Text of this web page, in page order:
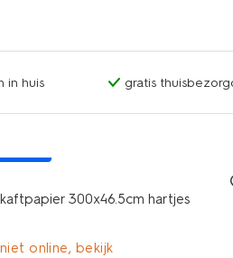
in huis gratis
kaftpapier 300x46.5cm hartjes
niet online, bekijk